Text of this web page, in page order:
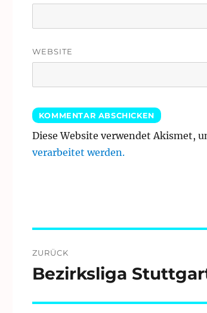
WEBSITE
Diese Website verwendet Akismet,
verarbeitet werden.
ZURÜCK
Vorheriger
Bezirksliga